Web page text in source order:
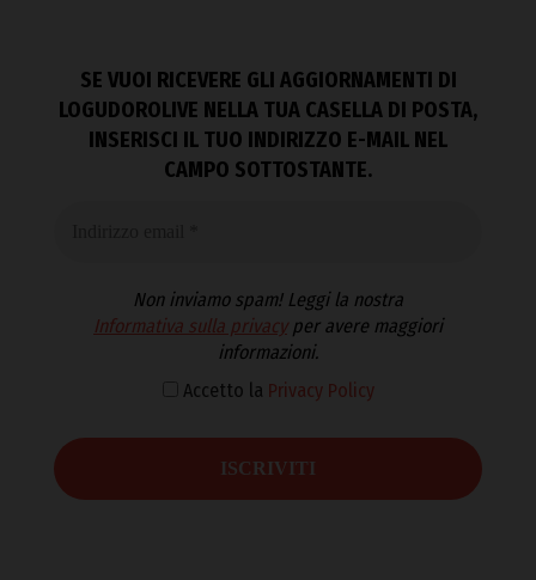
SE VUOI RICEVERE GLI AGGIORNAMENTI DI
LOGUDOROLIVE NELLA TUA CASELLA DI POSTA,
INSERISCI IL TUO INDIRIZZO E-MAIL NEL
CAMPO SOTTOSTANTE.
Non inviamo spam! Leggi la nostra
Informativa sulla privacyper avere maggiori
informazioni.
Accetto la Privacy Policy